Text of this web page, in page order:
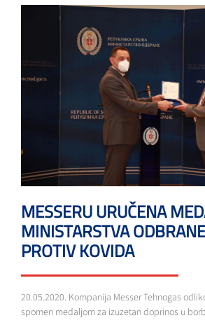
MESSERU URUČENA
MINISTARSTVA
PROTIV KOVIDA
20.05.2020. Kompanija Messer Tehnogas
spomen medaljom za izuzetan doprinos u